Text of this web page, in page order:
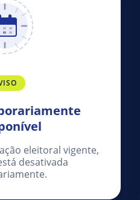
eleitoral vigente,
desativada